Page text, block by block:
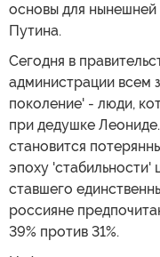
основы для нынешней
Путина.
Сегодня в
администрации всем
поколение' - люди,
при дедушке
становится
эпоху 'стабильности'
ставшего
россияне
39% против 31%.